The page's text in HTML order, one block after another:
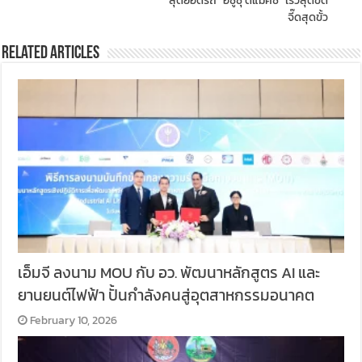
จี๊ดสุดขั้ว
Related Articles
เอ็มจี ลงนาม MOU กับ อว. พัฒนาหลักสูตร AI และ
ยานยนต์ไฟฟ้า ปั้นกำลังคนสู่อุตสาหกรรมอนาคต
February 10, 2026